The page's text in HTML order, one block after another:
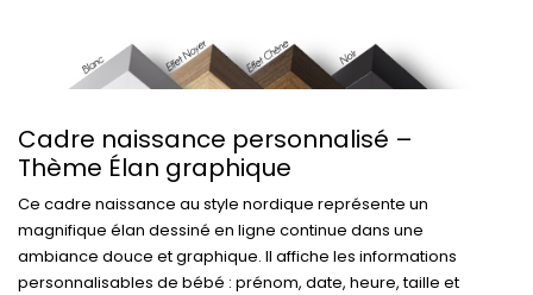
Cadre naissance personnalisé –
Thème Élan graphique
Ce cadre naissance au style nordique représente un
magnifique élan dessiné en ligne continue dans une
ambiance douce et graphique. Il affiche les informations
personnalisables de bébé : prénom, date, heure,taille et